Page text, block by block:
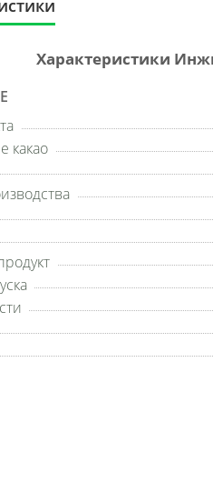
Характеристики
какао